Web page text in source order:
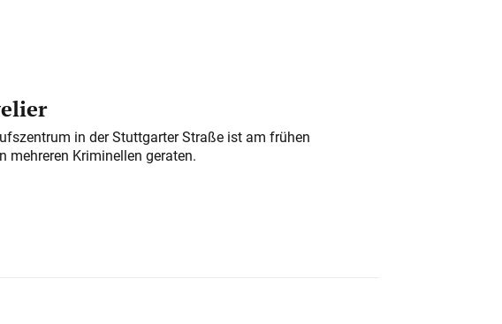
in der Stuttgarter Straße ist am frühen
mehreren Kriminellen geraten.